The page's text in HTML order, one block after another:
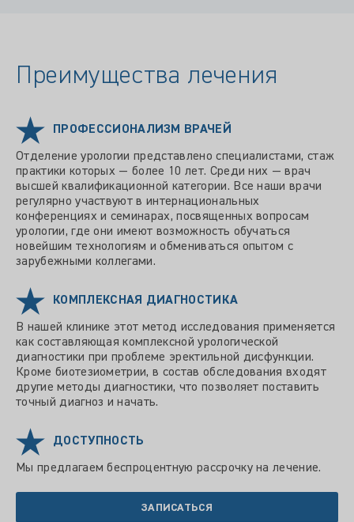
Преимущества лечения
ПРОФЕССИОНАЛИЗМ ВРАЧЕЙ
Отделение урологии представлено специалистами, стаж
практики которых — более 10 лет. Среди них — врач
высшей квалификационной категории. Все наши врачи
регулярно участвуют в интернациональных
конференциях и семинарах, посвященных вопросам
урологии, где они имеют возможность обучаться
новейшим технологиям и обмениваться опытом с
зарубежными коллегами.
КОМПЛЕКСНАЯ ДИАГНОСТИКА
В нашей клинике этот метод исследования применяется
как составляющая комплексной урологической
диагностики при проблеме эректильной дисфункции.
Кроме биотезиометрии, в состав обследования входят
другие методы диагностики, что позволяет поставить
точный диагноз и начать.
ДОСТУПНОСТЬ
Мы предлагаем беспроцентную рассрочку на лечение.
ЗАПИСАТЬСЯ